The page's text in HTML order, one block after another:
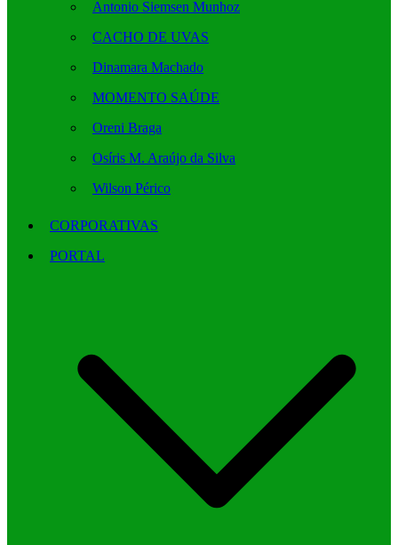
Antonio Siemsen Munhoz
CACHO DE UVAS
Dinamara Machado
MOMENTO SAÚDE
Oreni Braga
Osíris M. Araújo da Silva
Wilson Périco
CORPORATIVAS
PORTAL